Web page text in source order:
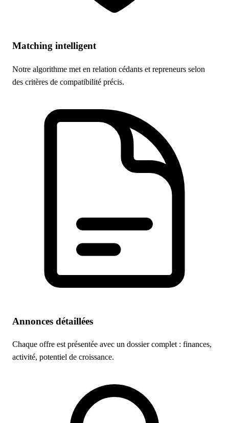
Matching intelligent
Notre algorithme met en relation cédants et repreneurs selon
des critères de compatibilité précis.
Annonces détaillées
Chaque offre est présentée avec un dossier complet : finances,
activité, potentiel de croissance.